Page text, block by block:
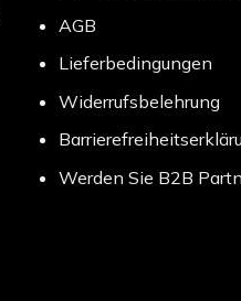
AGB
Lieferbedingungen
Widerrufsbelehrung
Werden Sie B2B